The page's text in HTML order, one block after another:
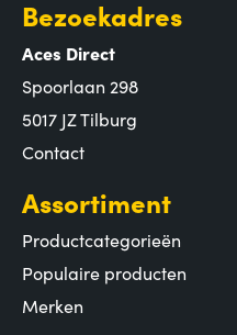
Bezoekadres
Aces Direct
Spoorlaan 298
5017 JZ Tilburg
Contact
Assortiment
Productcategorieën
Populaire producten
Merken